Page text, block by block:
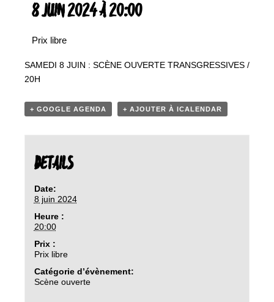
8 JUIN 2024 À 20:00
Prix libre
SAMEDI 8 JUIN : SCÈNE OUVERTE TRANSGRESSIVES /
20H
+ GOOGLE AGENDA + AJOUTER À ICALENDAR
DETAILS
Date:
8 juin 2024
Heure :
20:00
Prix :
Prix libre
Catégorie d’évènement:
Scène ouverte